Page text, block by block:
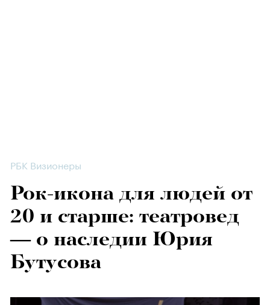
РБК Визионеры
Рок-икона для людей от
20 и старше: театровед
— о наследии Юрия
Бутусова